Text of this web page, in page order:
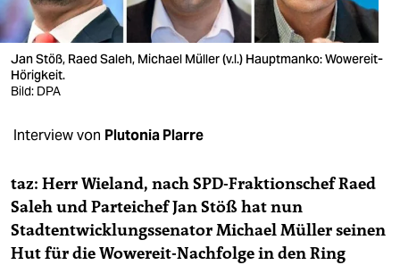
wahrheit
verlag
verlag
veranstaltungen
fragen & hilfe
unterstützen
Jan Stöß, Raed Saleh, Michael Müller (v.l.) Hauptmanko: Wowereit-
Hörigkeit.
Bild: DPA
Interview von Plutonia Plarre
taz: Herr Wieland, nach SPD-Fraktionschef Raed
Saleh und Parteichef Jan Stöß hat nun
Stadtentwicklungssenator Michael Müller seinen
Hut für die Wowereit-Nachfolge in den Ring